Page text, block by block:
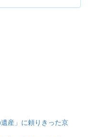
産」に頼りきった京